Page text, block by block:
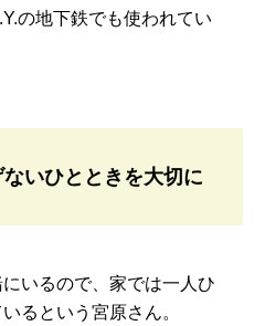
の地下鉄でも使われてい
ないひとときを大切に
いるので、家では一人ひ
るという宮原さん。